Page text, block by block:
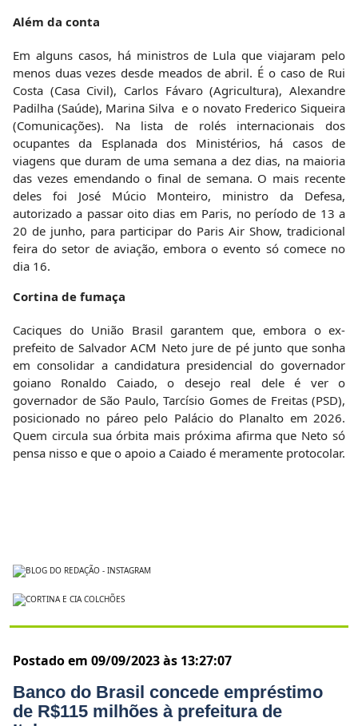
Além da conta
Em alguns casos, há ministros de Lula que viajaram pelo
menos duas vezes desde meados de abril. É o caso de Rui
Costa (Casa Civil), Carlos Fávaro (Agricultura), Alexandre
Padilha (Saúde), Marina Silva e o novato Frederico Siqueira
(Comunicações). Na lista de rolés internacionais dos
ocupantes da Esplanada dos Ministérios, há casos de
viagens que duram de uma semana a dez dias, na maioria
das vezes emendando o final de semana. O mais recente
deles foi José Múcio Monteiro, ministro da Defesa,
autorizado a passar oito dias em Paris, no período de 13 a
20 de junho, para participar do Paris Air Show, tradicional
feira do setor de aviação, embora o evento só comece no
dia 16.
Cortina de fumaça
Caciques do União Brasil garantem que, embora o ex-
prefeito de Salvador ACM Neto jure de pé junto que sonha
em consolidar a candidatura presidencial do governador
goiano Ronaldo Caiado, o desejo real dele é ver o
governador de São Paulo, Tarcísio Gomes de Freitas (PSD),
posicionado no páreo pelo Palácio do Planalto em 2026.
Quem circula sua órbita mais próxima afirma que Neto só
pensa nisso e que o apoio a Caiado é meramente protocolar.
Postado em 09/09/2023 às 13:27:07
Banco do Brasil concede empréstimo
de R$115 milhões à prefeitura de